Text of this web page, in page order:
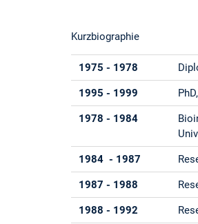
Kurzbiographie
1975 - 1978
1995 - 1999
1978 - 1984
1984 - 1987
1987 - 1988
1988 - 1992